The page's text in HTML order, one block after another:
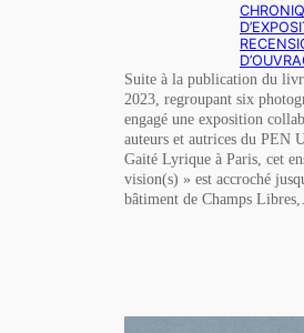
Suite à la publication du
2023, regroupant six
engagé une exposition
auteurs et autrices du PEN
Gaité Lyrique à Paris, cet
vision(s) » est accroché
bâtiment de Champs